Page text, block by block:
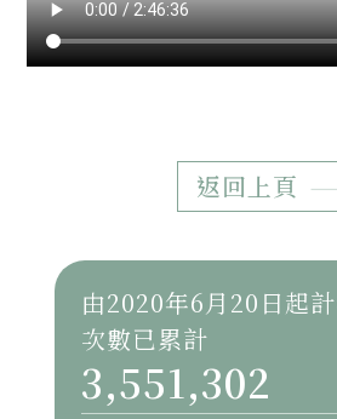
返回上頁
由2020年6月20日起
次數已累計
3,551,302